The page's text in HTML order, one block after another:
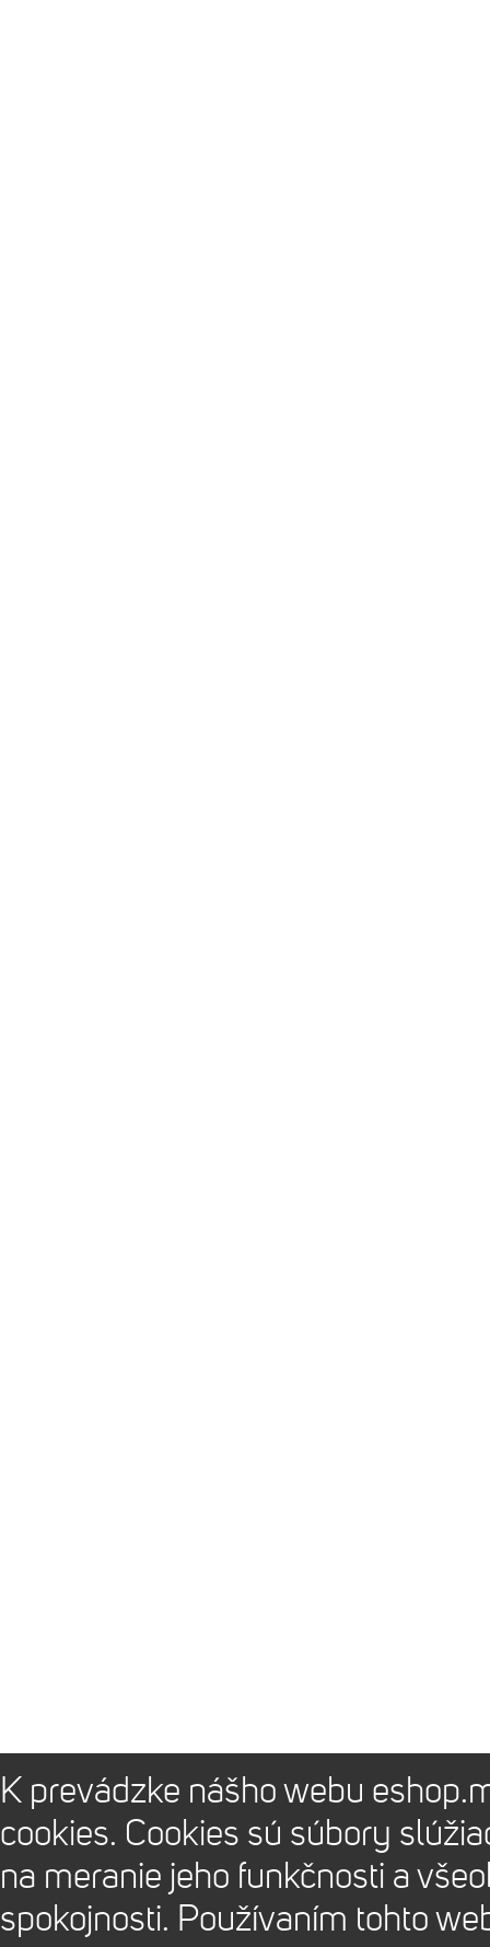
K prevádzke nášho webu
cookies. Cookies sú súbory
na meranie jeho funkčnosti a
spokojnosti. Používaním tohto